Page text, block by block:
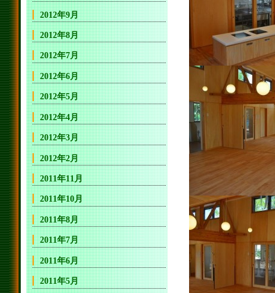
2012年9月
2012年8月
2012年7月
2012年6月
2012年5月
2012年4月
2012年3月
2012年2月
2011年11月
2011年10月
2011年8月
2011年7月
2011年6月
2011年5月